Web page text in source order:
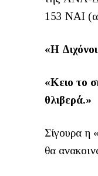
153 ΝΑΙ
«Η
«Κειο το
θλιβερά.»
Σίγουρα η
θα